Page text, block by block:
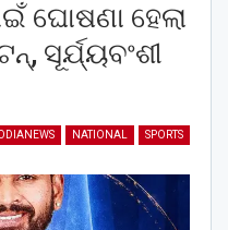
ଘୋଷଣା ହେଲା
ସୂର୍ଯ୍ୟବଂଶୀ
NATIONAL SPORTS